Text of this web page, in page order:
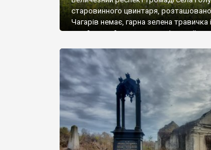
старовинного цвинтаря,
Чагарів немає, гарна зелена травичка
– найкращий регулятор шкідливої,
бруньками, кози ті бруньки
делікатес. На цвинтарі у Голубечому
різноманітних форм хрестів. Село